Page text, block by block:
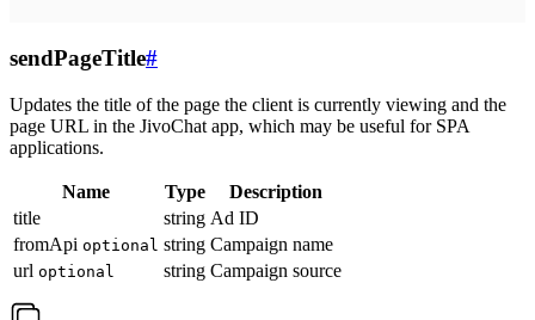
sendPageTitle#
Updates the title of the page the client is currently viewing and the
page URL in the JivoChat app, which may be useful for SPA
applications.
Name Type
Description
title
string Ad ID
fromApi optional string Campaign name
url optional string Campaign source